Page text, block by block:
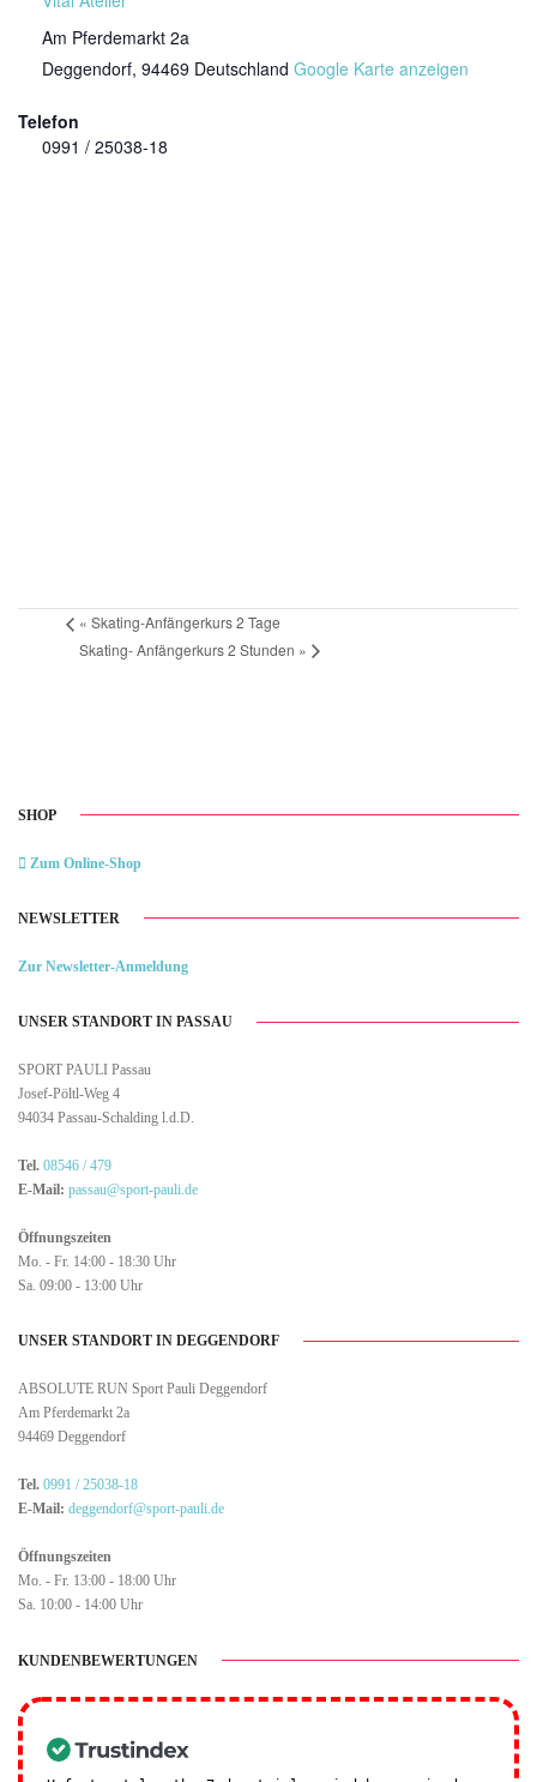
Am Pferdemarkt 2a
Deggendorf, 94469 Deutschland Google Karte anzeigen
Telefon
0991 / 25038-18
« Skating-Anfängerkurs 2 Tage
Skating- Anfängerkurs 2 Stunden »
SHOP
Zum Online-Shop
NEWSLETTER
Zur Newsletter-Anmeldung
UNSER STANDORT IN PASSAU
SPORT PAULI Passau
Josef-Pöltl-Weg 4
94034 Passau-Schalding l.d.D.
Tel. 08546 / 479
E-Mail: passau@sport-pauli.de
Öffnungszeiten
Mo. - Fr. 14:00 - 18:30 Uhr
Sa. 09:00 - 13:00 Uhr
UNSER STANDORT IN DEGGENDORF
ABSOLUTE RUN Sport Pauli Deggendorf
Am Pferdemarkt 2a
94469 Deggendorf
Tel. 0991 / 25038-18
E-Mail: deggendorf@sport-pauli.de
Öffnungszeiten
Mo. - Fr. 13:00 - 18:00 Uhr
Sa. 10:00 - 14:00 Uhr
KUNDENBEWERTUNGEN